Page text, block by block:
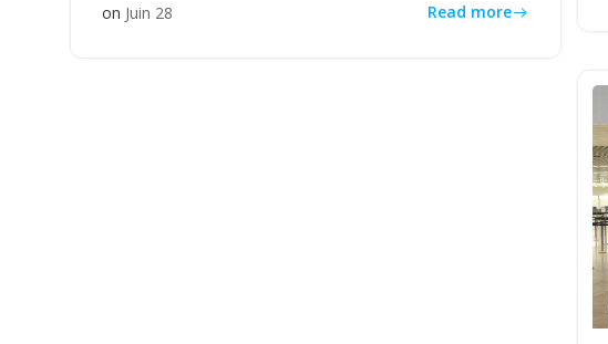
on Juin 28 Read more